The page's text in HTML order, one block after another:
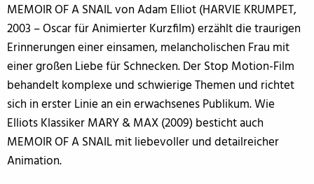
MEMOIR OF A SNAIL von Adam Elliot (HARVIE KRUMPET,
2003 – Oscar für Animierter Kurzfilm) erzählt die traurigen
Erinnerungen einer einsamen, melancholischen Frau mit
einer großen Liebe für Schnecken. Der Stop Motion-Film
behandelt komplexe und schwierige Themen und richtet
sich in erster Linie an ein erwachsenes Publikum. Wie
Elliots Klassiker MARY & MAX (2009) besticht auch
MEMOIR OF A SNAIL mit liebevoller und detailreicher
Animation.